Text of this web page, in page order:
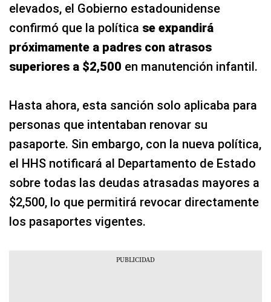
elevados, el Gobierno estadounidense
confirmó que la política se expandirá
próximamente a padres con atrasos
superiores a $2,500 en manutención infantil.
Hasta ahora, esta sanción solo aplicaba para
personas que intentaban renovar su
pasaporte. Sin embargo, con la nueva política,
el HHS notificará al Departamento de Estado
sobre todas las deudas atrasadas mayores a
$2,500, lo que permitirá revocar directamente
los pasaportes vigentes.